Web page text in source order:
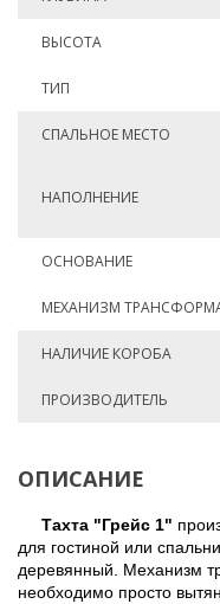
ВЫСОТА
ТИП
СПАЛЬНОЕ МЕСТО
НАПОЛНЕНИЕ
ОСНОВАНИЕ
МЕХАНИЗМ
НАЛИЧИЕ КОРОБА
ПРОИЗВОДИТЕЛЬ
ОПИСАНИЕ
Тахта "Грейс 1"
для гостиной или
деревянный. Механизм
необходимо просто